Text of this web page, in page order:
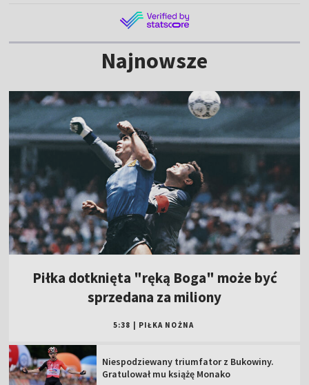
Najnowsze
Piłka dotknięta "ręką Boga" może być
sprzedana za miliony
5:38 PIŁKA NOŻNA
Niespodziewany triumfator z Bukowiny.
Gratulował mu książę Monako